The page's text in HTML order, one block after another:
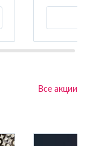
Все акции